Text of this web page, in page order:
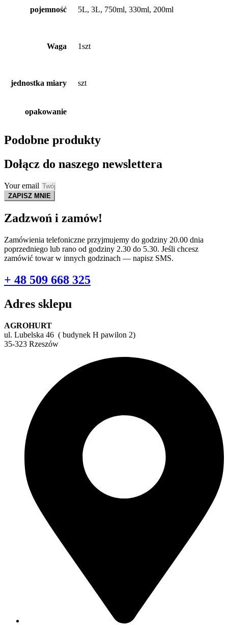
pojemność 5L, 3L, 750ml, 330ml, 200ml
Waga 1szt
jednostka miary szt
opakowanie
Podobne produkty
Dołącz do naszego newslettera
Your email
ZAPISZ MNIE
Zadzwoń i zamów!
Zamówienia telefoniczne przyjmujemy do godziny 20.00 dnia
poprzedniego lub rano od godziny 2.30 do 5.30. Jeśli chcesz
zamówić towar w innych godzinach — napisz SMS.
+ 48 509 668 325
Adres sklepu
AGROHURT
ul. Lubelska 46 ( budynek H pawilon 2)
35-323 Rzeszów